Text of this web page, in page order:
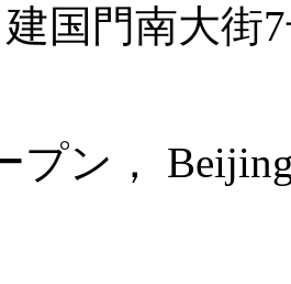
国門南大街
プン，